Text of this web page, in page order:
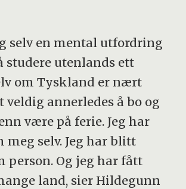
selv en mental utfordring
studere utenlands ett
om Tyskland er nært
veldig annerledes å bo og
være på ferie. Jeg har
selv. Jeg har blitt
person. Og jeg har fått
land, sier Hildegunn